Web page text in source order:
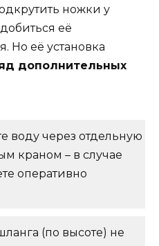
ножки у
её
Но её установка
дополнительных
воду через отдельную
краном – в случае
оперативно
(по высоте) не